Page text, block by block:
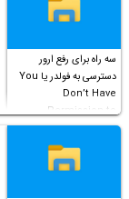
سه راه برای رفع ارور
دسترسی به فولدر یا You
Don’t Have
Permission to
Access this folder